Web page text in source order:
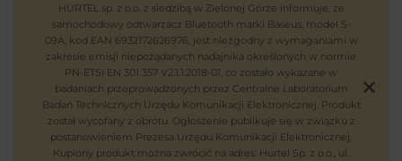
HURTEL sp. z o.o. z siedzibą w Zielonej Górze informuje, że
samochodowy odtwarzacz Bluetooth marki Baseus, model S-
09A, kod EAN 6932172626976, jest niezgodny z wymaganiami w
zakresie emisji niepożądanych nadajnika określonych w normie
PN-ETSI EN 301 357 V2.1.1:2018-01, co zostało wykazane w
badaniach przeprowadzonych przez Centralne Laboratorium
Badań Technicznych Urzędu Komunikacji Elektronicznej. Produkt
został wycofany z obrotu. Ogłoszenie publikuje się w związku z
postanowieniem Prezesa Urzędu Komunikacji Elektronicznej.
Kupiony produkt można zwrócić na adres: Hurtel Sp. z o.o., ul.